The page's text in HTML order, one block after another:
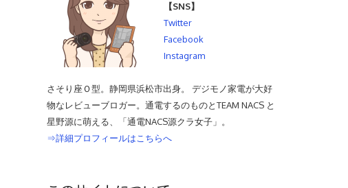
【SNS】
Twitter
Facebook
Instagram
さそり座Ｏ型。静岡県浜松市出身。 デジモノ家電が大好
物なレビューブロガー。通電するのものとTEAM NACS と
星野源に萌える、「通電NACS源クラ女子」。
⇒詳細プロフィールはこちらへ